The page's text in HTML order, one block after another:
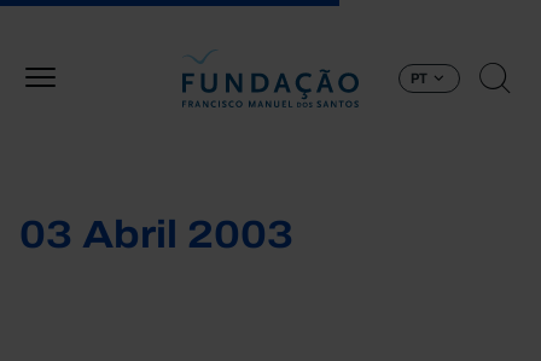
PT
03 Abril 2003